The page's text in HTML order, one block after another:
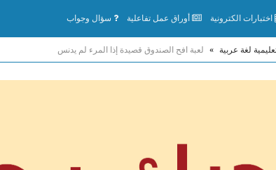
اختبارات الكترونية أوراق عمل تفاعلية سؤال وجواب
لغة عربية » لعبة افح الصندوق قصيدة إذا المرء لم يدنس